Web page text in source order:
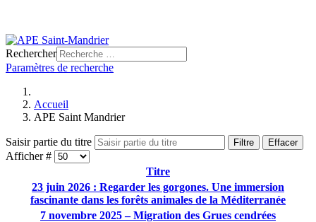
Rechercher
Paramètres de recherche
Accueil
APE Saint Mandrier
Saisir partie du titre Filtre Effacer
Afficher #
Titre
23 juin 2026 : Regarder les gorgones. Une immersion
fascinante dans les forêts animales de la Méditerranée
7 novembre 2025 – Migration des Grues cendrées